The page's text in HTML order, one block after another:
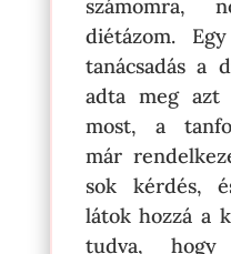
számomra,
diétázom.
tanácsadás a
adta meg azt
most, a
már
sok kérdés,
látok hozzá a
tudva, hogy